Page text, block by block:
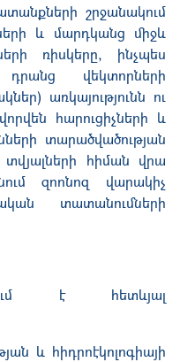
շրջանակում
և մարդկանց միջև
ռիսկերը, ինչպես
վեկտորների
առկայությունն ու
հարուցիչների և
տարածվածության
տվյալների հիման վրա
զոոնոզ վարակիչ
տատանումների
է հետևյալ
և հիդրոէկոլոգիայի